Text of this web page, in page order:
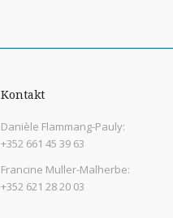
Kontakt
Danièle Flammang-Pauly:
+352 661 45 39 63
Francine Muller-Malherbe:
+352 621 28 20 03